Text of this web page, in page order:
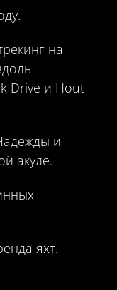
на
Drive и Hout
и
акуле.
яхт.